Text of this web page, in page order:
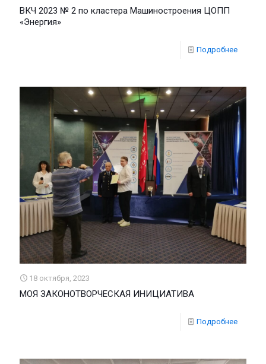
ВКЧ 2023 № 2 по кластера Машиностроения ЦОПП
«Энергия»
Подробнее
18 октября, 2023
МОЯ ЗАКОНОТВОРЧЕСКАЯ ИНИЦИАТИВА
Подробнее